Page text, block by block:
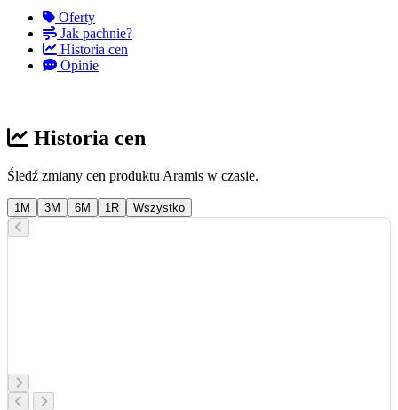
Oferty
Jak pachnie?
Historia cen
Opinie
Historia cen
Śledź zmiany cen produktu Aramis w czasie.
1M 3M 6M 1R Wszystko